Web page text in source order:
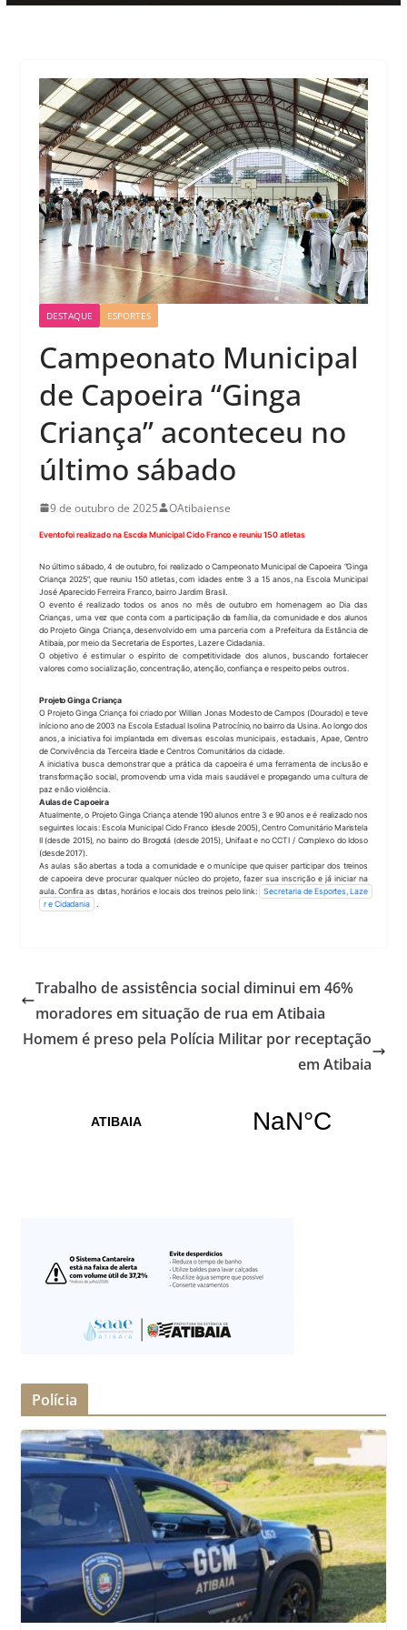
DESTAQUE ESPORTES
Campeonato Municipal
de Capoeira “Ginga
Criança” aconteceu no
último sábado
9 de outubro de 2025 OAtibaiense
Evento foi realizado na Escola Municipal Cido Franco e reuniu 150 atletas
No último sábado, 4 de outubro, foi realizado o Campeonato Municipal de Capoeira “Ginga
Criança 2025”, que reuniu 150 atletas, com idades entre 3 a 15 anos, na Escola Municipal
José Aparecido Ferreira Franco, bairro Jardim Brasil.
O evento é realizado todos os anos no mês de outubro em homenagem ao Dia das
Crianças, uma vez que conta com a participação da família, da comunidade e dos alunos
do Projeto Ginga Criança, desenvolvido em uma parceria com a Prefeitura da Estância de
Atibaia, por meio da Secretaria de Esportes, Lazer e Cidadania.
O objetivo é estimular o espírito de competitividade dos alunos, buscando fortalecer
valores como socialização, concentração, atenção, confiança e respeito pelos outros.
Projeto Ginga Criança
O Projeto Ginga Criança foi criado por Willian Jonas Modesto de Campos (Dourado) e teve
início no ano de 2003 na Escola Estadual Isolina Patrocínio, no bairro da Usina. Ao longo dos
anos, a iniciativa foi implantada em diversas escolas municipais, estaduais, Apae, Centro
de Convivência da Terceira Idade e Centros Comunitários da cidade.
A iniciativa busca demonstrar que a prática da capoeira é uma ferramenta de inclusão e
transformação social, promovendo uma vida mais saudável e propagando uma cultura de
paz e não violência.
Aulas de Capoeira
Atualmente, o Projeto Ginga Criança atende 190 alunos entre 3 e 90 anos e é realizado nos
seguintes locais: Escola Municipal Cido Franco (desde 2005), Centro Comunitário Maristela
II (desde 2015), no bairro do Brogotá (desde 2015), Unifaat e no CCTI / Complexo do Idoso
(desde 2017).
As aulas são abertas a toda a comunidade e o munícipe que quiser participar dos treinos
de capoeira deve procurar qualquer núcleo do projeto, fazer sua inscrição e já iniciar na
aula. Confira as datas, horários e locais dos treinos pelo link:
Secretaria de Esportes, Laze
r e Cidadania
Trabalho de assistência social diminui em 46%
moradores em situação de rua em Atibaia
Homem é preso pela Polícia Militar por receptação
em Atibaia
Polícia